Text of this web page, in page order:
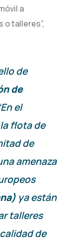
a
talleres”,
de
de
el
flota de
de
amenaza
ya están
talleres
de